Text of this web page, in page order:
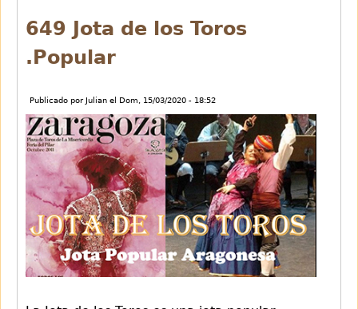
114
de
649 Jota de los Toros
.Popular
Publicado por Julian el Dom, 15/03/2020 - 18:52